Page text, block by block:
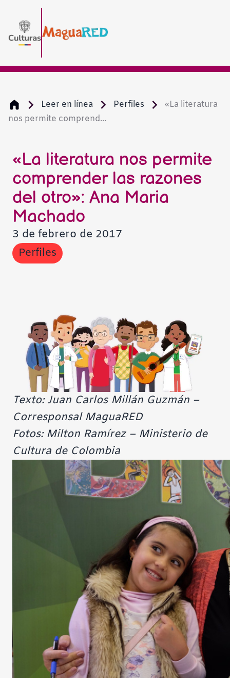
Leer en línea Perfiles
«La literatura
nos permite comprend...
«La literatura nos permite
comprender las razones
del otro»: Ana Maria
Machado
3 de febrero de 2017
Perfiles
Texto: Juan Carlos Millán Guzmán –
Corresponsal MaguaRED
Fotos: Milton Ramírez – Ministerio de
Cultura de Colombia